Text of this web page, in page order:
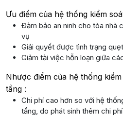
Ưu điểm của hệ thống kiểm
Đảm bảo an ninh cho tòa nhà
vụ
Giải quyết được tình trạng
Giảm tải việc hỗn loạn giữa
Nhược điểm của hệ thống
tầng :
Chi phí cao hơn so với hệ
tầng, do phát sinh thêm chi